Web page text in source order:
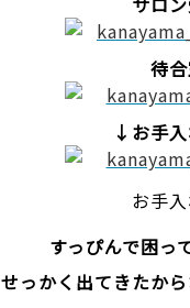
待
↓お手
お手
すっぴんで困
せっかく出てきたか